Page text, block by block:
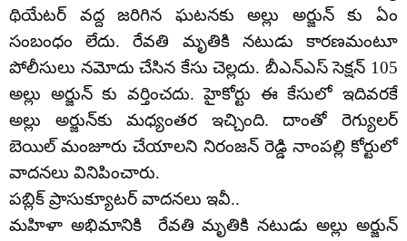
థియేటర్ వద్ద జరిగిన ఘటనకు అల్లు అర్జున్ కు ఏం
సంబంధం లేదు. రేవతి మృతికి నటుడు కారణమంటూ
పోలీసులు నమోదు చేసిన కేసు చెల్లదు. బీఎన్ఎస్ సెక్షన్ 105
అల్లు అర్జున్ కు వర్తించదు. హైకోర్టు ఈ కేసులో ఇదివరకే
అల్లు అర్జున్‌కు మధ్యంతర ఇచ్చింది. దాంతో రెగ్యులర్
బెయిల్ మంజూరు చేయాలని నిరంజన్ రెడ్డి నాంపల్లి కోర్టులో
వాదనలు వినిపించారు.
పబ్లిక్ ప్రాసుక్యూటర్ వాదనలు ఇవీ..
మహిళా అభిమానికి రేవతి మృతికి నటుడు అల్లు అర్జున్